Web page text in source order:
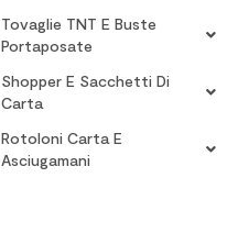
Tovaglie TNT E Buste
Portaposate
Shopper E Sacchetti Di
Carta
Rotoloni Carta E
Asciugamani